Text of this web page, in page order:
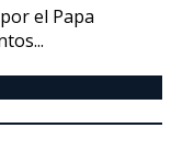
el Papa